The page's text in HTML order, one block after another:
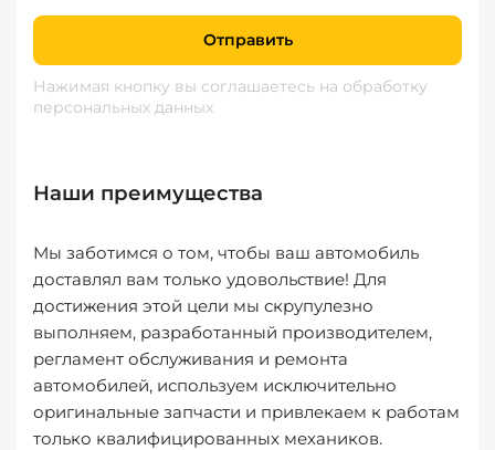
Отправить
Нажимая кнопку вы соглашаетесь на обработку
персональных данных
Наши преимущества
Мы заботимся о том, чтобы ваш автомобиль
доставлял вам только удовольствие! Для
достижения этой цели мы скрупулезно
выполняем, разработанный производителем,
регламент обслуживания и ремонта
автомобилей, используем исключительно
оригинальные запчасти и привлекаем к работам
только квалифицированных механиков.